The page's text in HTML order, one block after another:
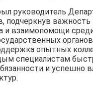
руководитель
подчеркнув важность
и взаимопомощи
опытных
специалистам
и успешно